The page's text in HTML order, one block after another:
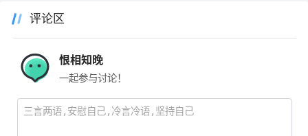
评论区
恨相知晚
一起参与讨论！